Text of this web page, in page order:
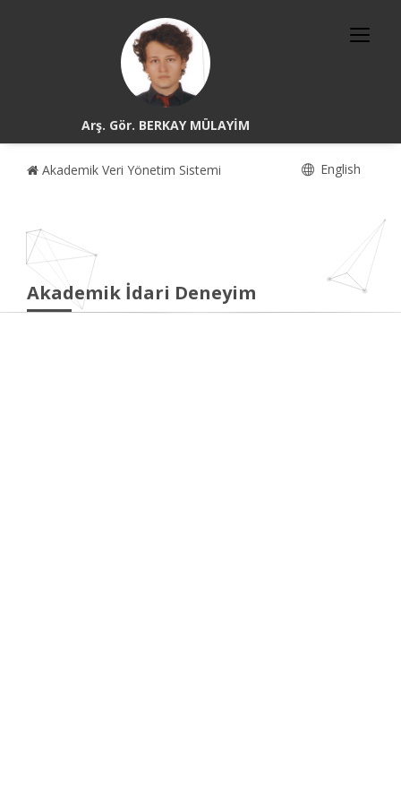
Arş. Gör. BERKAY MÜLAYİM
Akademik Veri Yönetim Sistemi English
Akademik İdari Deneyim